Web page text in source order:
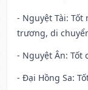
- Nguyệt Tài: Tốt
trương, di
- Nguyệt Ân: Tốt
- Đại Hồng Sa: